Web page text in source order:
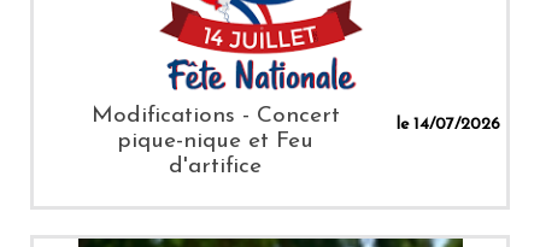
Modifications - Concert
pique-nique et Feu
d'artifice
le 14/07/2026